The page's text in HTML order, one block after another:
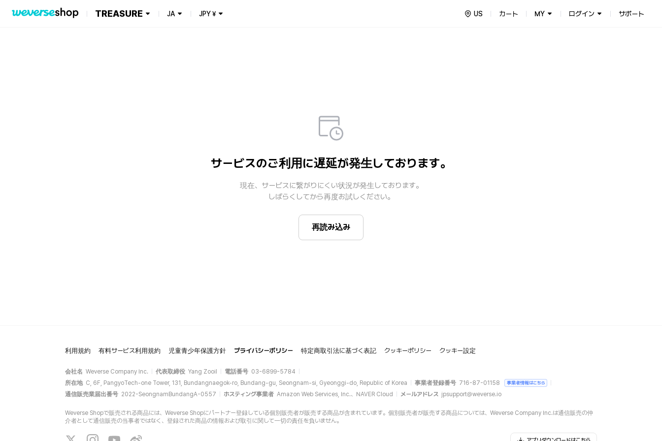
TREASURE JA JPY¥ US カート MY ログイン サポート
サービスのご利用に遅延が発生しております。
現在、サービスに繋がりにくい状況が発生しております。
しばらくしてから再度お試しください。
再読み込み
利用規約 有料サービス利用規約 児童青少年保護方針 プライバシーポリシー 特定商取引法に基づく表記 クッキーポリシー クッキー設定
会社名 Weverse Company Inc. 代表取締役 Yang Zooil 電話番号 03-6899-5784
所在地 C, 6F, PangyoTech-one Tower, 131, Bundangnaegok-ro, Bundang-gu, Seongnam-si, Gyeonggi-do, Republic of Korea 事業者登録番号 716-87-01158 事業者情報はこちら
通信販売業届出番号 2022-SeongnamBundangA-0557 ホスティング事業者 Amazon Web Services, Inc.、NAVER Cloud メールアドレス jpsupport@weverse.io
Weverse Shopで販売される商品には、Weverse Shopにパートナー登録している個別販売者が販売する商品が含まれています。個別販売者が販売する商品については、Weverse Company Inc.は通信販売の仲
介者として通信販売の当事者ではなく、登録された商品の情報および取引に関して一切の責任を負いません。